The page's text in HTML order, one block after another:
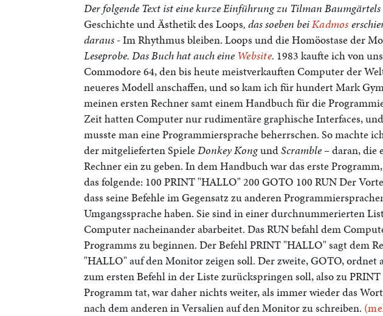
Der folgende Text ist eine kurze Einführung zu Tilman
Geschichte und Ästhetik des Loops, das soeben beiKadmos
daraus -Im Rhythmus bleiben. Loops und die Homöostase der
Leseprobe. Das Buch hat auch eine Website. 1983 kaufte ich von
Commodore 64, den bis heute meistverkauften Computer der
neueres Modell anschaffen, und so kam ich für hundert Mark
meinen ersten Rechner samt einem Handbuch für die
Zeit hatten Computer nur rudimentäre graphische Interfaces,
musste man eine Programmiersprache beherrschen. So machte
der mitgelieferten SpieleDonkey KongundScramble – daran, die
Rechner ein zu geben. In dem Handbuch war das erste
das folgende: 100 PRINT "HALLO" 200 GOTO 100 RUN Der
dass seine Befehle im Gegensatz zu anderen
Umgangssprache haben. Sie sind in einer durchnummerierten
Computer nacheinander abarbeitet. Das RUN befahl dem
Programms zu beginnen. Der Befehl PRINT "HALLO" sagt dem
"HALLO" auf den Monitor zeigen soll. Der zweite, GOTO, ordnet
zum ersten Befehl in der Liste zurückspringen soll, also zu
Programm tat, war daher nichts weiter, als immer wieder das
nach dem anderen in Versalien auf den Monitor zu schreiben.